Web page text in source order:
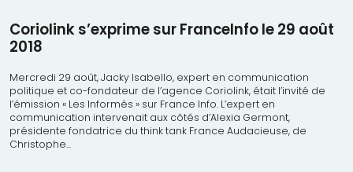
Coriolink s’exprime sur FranceInfo le 29 août
2018
Mercredi 29 août, Jacky Isabello, expert en communication
politique et co-fondateur de l’agence Coriolink, était l’invité de
l’émission « Les Informés » sur France Info. L’expert en
communication intervenait aux côtés d’Alexia Germont,
présidente fondatrice du think tank France Audacieuse, de
Christophe...